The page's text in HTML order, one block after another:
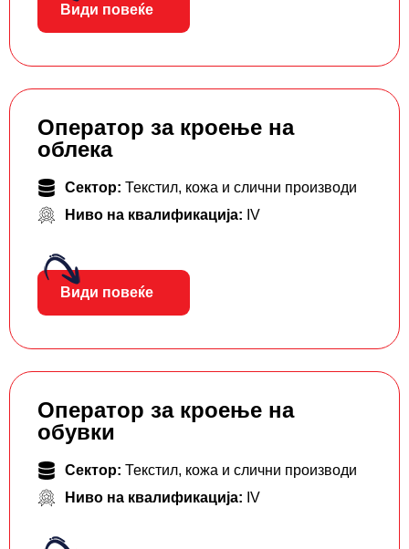
Види повеќе
Оператор за кроење на
облека
Сектор: Текстил, кожа и слични производи
Ниво на квалификација: IV
Види повеќе
Оператор за кроење на
обувки
Сектор: Текстил, кожа и слични производи
Ниво на квалификација: IV